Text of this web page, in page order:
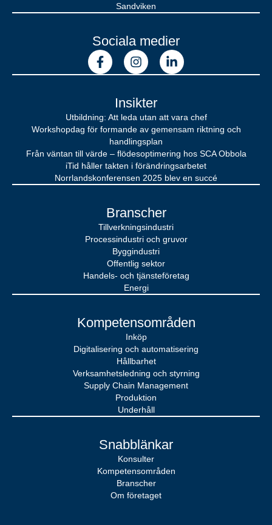
Sandviken
Branscher
Tillverkningsindustri
Processindustri och gruvor
Byggindustri
Offentlig sektor
Handels- och tjänsteföretag
Energi
Kompetensområden
Inköp
Digitalisering och automatisering
Hållbarhet
Verksamhetsledning och styrning
Supply Chain Management
Produktion
Underhåll
Snabblänkar
Konsulter
Kompetensområden
Branscher
Om företaget
Insikter
Utbildning: Att leda utan att vara chef
Workshopdag för formande av gemensam riktning och
handlingsplan
Från väntan till värde – flödesoptimering hos SCA Obbola
iTid håller takten i förändringsarbetet
Norrlandskonferensen 2025 blev en succé
Sociala medier